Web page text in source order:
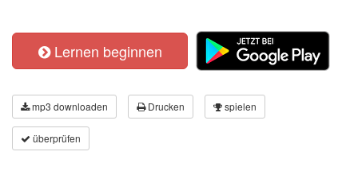
Lernen beginnen
mp3 downloaden Drucken spielen
überprüfen